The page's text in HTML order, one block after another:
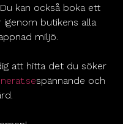
kan också boka ett
igenom butikens alla
miljö.
att hitta det du söker
spännande och